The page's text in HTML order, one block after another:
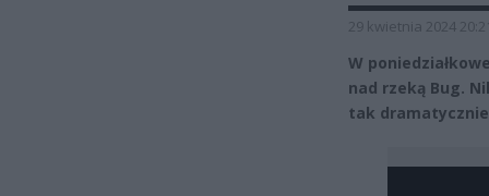
29 kwietnia 2024
W
nad rzeką Bug.
tak